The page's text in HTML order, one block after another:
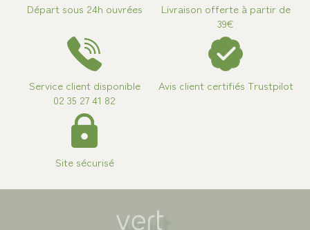
Départ sous 24h ouvrées
Livraison offerte à partir de
39€
Service client disponible
02 35 27 41 82
Avis client certifiés Trustpilot
Site sécurisé